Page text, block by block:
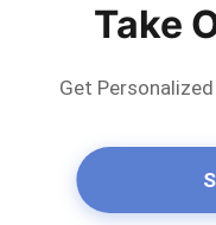
Νερό ρυζιού για
οφέλη, πώς να
χρησιμοποιήσετε
Ποια είναι τα
μύτες;
Ποιο χρώμα
Take
Get